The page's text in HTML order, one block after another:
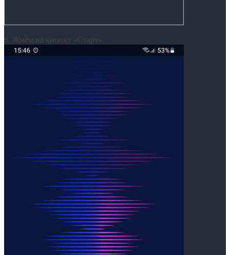
6. Жмём на кнопку «Старт».